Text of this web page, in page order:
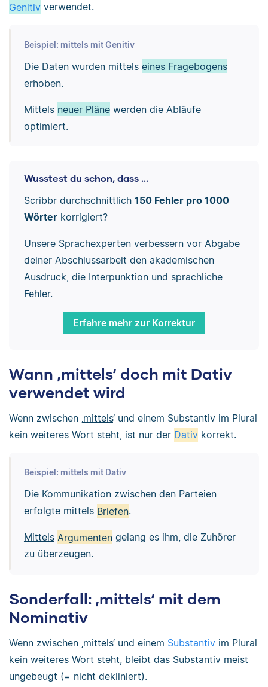
Genitiv verwendet.
Beispiel: mittels mit Genitiv
Die Daten wurden mittels eines Fragebogens
erhoben.
Mittels neuer Plänewerden die Abläufe
optimiert.
Wusstest du schon, dass ...
Scribbr durchschnittlich 150 Fehler pro 1000
Wörterkorrigiert?
Unsere Sprachexperten verbessern vor Abgabe
deiner Abschlussarbeit den akademischen
Ausdruck, die Interpunktion und sprachliche
Fehler.
Erfahre mehr zur Korrektur
Wann ‚mittels‘ doch mit Dativ
verwendet wird
Wenn zwischen ‚mittels‘ und einem Substantiv im Plural
kein weiteres Wort steht, ist nur der Dativ korrekt.
Beispiel: mittels mit Dativ
Die Kommunikation zwischen den Parteien
erfolgte mittels Briefen.
Mittels Argumentengelang es ihm, die Zuhörer
zu überzeugen.
Sonderfall: ‚mittels‘ mit dem
Nominativ
Wenn zwischen ‚mittels‘ und einem Substantiv im Plural
kein weiteres Wort steht, bleibt das Substantiv meist
ungebeugt (= nicht dekliniert).